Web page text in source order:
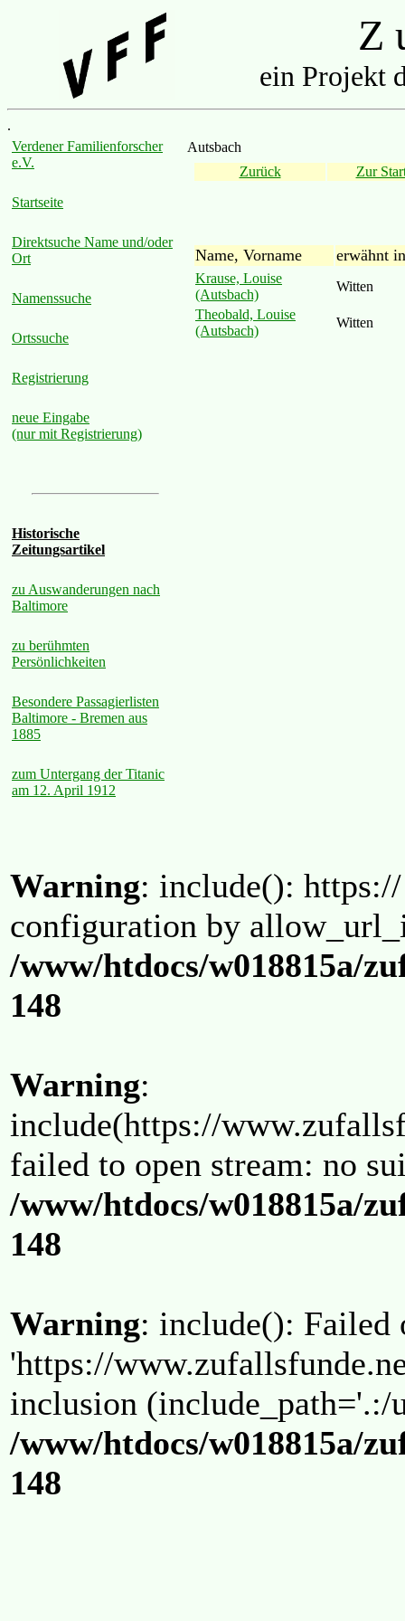
Z
ein Projekt
.
Verdener Familienforscher
e.V.
Startseite
Direktsuche Name und/oder
Ort
Namenssuche
Ortssuche
Registrierung
neue Eingabe
(nur mit Registrierung)
Historische
Zeitungsartikel
zu Auswanderungen nach
Baltimore
zu berühmten
Persönlichkeiten
Besondere Passagierlisten
Baltimore - Bremen aus
1885
zum Untergang der Titanic
am 12. April 1912
Autsbach
Zurück
Zur
Name, Vorname erwähnt in
Krause, Louise
(Autsbach)
Witten
Theobald, Louise
(Autsbach)
Witten
Warning: include():
configuration by
/www/htdocs/w018815a/
148
Warning:
include(https://
failed to open stream: no
/www/htdocs/w018815a/
148
Warning: include(): Failed
'https://
inclusion (include_path='.:/
/www/htdocs/w018815a/
148